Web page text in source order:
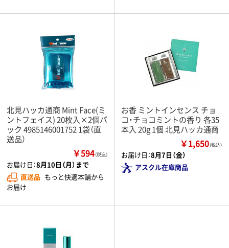
北見ハッカ通商 Mint Face(ミ
ントフェイス) 20枚入×2個パ
ック 4985146001752 1袋（直
送品）
￥594（税込）
お届け日：8月10日（月）まで
直送品 もっと快適本舗から
お届け
お香 ミントインセンス チョ
コ・チョコミントの香り 各35
本入 20g 1個 北見ハッカ通商
￥1,650（税込）
お届け日：8月7日（金）
アスクル在庫商品